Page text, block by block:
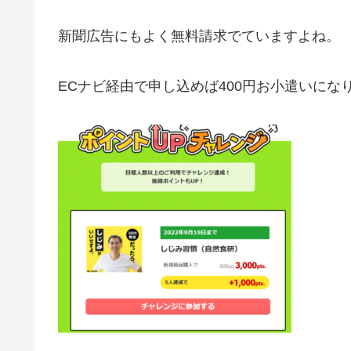
新聞広告にもよく無料請求でていますよね。
ECナビ経由で申し込めば400円お小遣いにな